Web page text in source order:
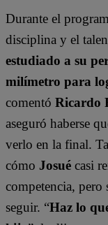
Durante el
disciplina y el
estudiado a su
milímetro para
comentó Ricardo
aseguró haberse
verlo en la final.
cómo Josué casi
competencia, pero
seguir. “Haz lo